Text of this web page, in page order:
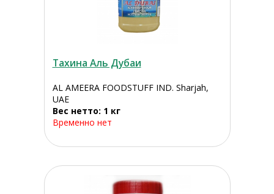
Тахина Аль Дубаи
AL AMEERA FOODSTUFF IND. Sharjah,
UAE
Вес нетто: 1 кг
Временно нет